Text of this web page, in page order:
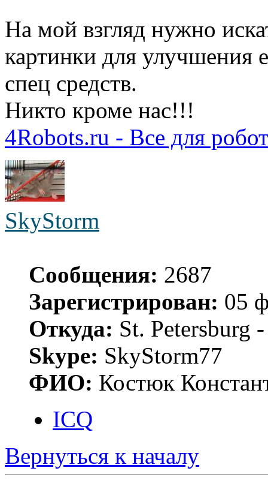
На мой взгляд нужно
картинки для улучшения
спец средств.
Никто кроме нас!!!
4Robots.ru - Все для
SkyStorm
Сообщения: 2687
Зарегистрирован: 05
Откуда: St. Petersburg
Skype: SkyStorm77
ФИО: Костюк
ICQ
Вернуться к началу